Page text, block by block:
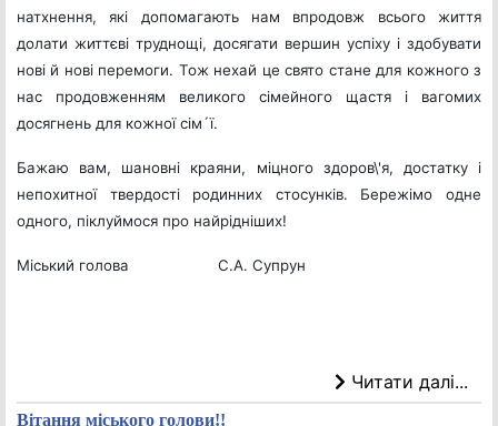
натхнення, які допомагають нам впродовж всього життя
долати життєві труднощі, досягати вершин успіху і здобувати
нові й нові перемоги. Тож нехай це свято стане для кожного з
нас продовженням великого сімейного щастя і вагомих
досягнень для кожної сім´ї.
Бажаю вам, шановні краяни, міцного здоров\'я, достатку і
непохитної твердості родинних стосунків. Бережімо одне
одного, піклуймося про найрідніших!
Міський голова С.А. Супрун
Читати далі...
Вітання міського голови!!